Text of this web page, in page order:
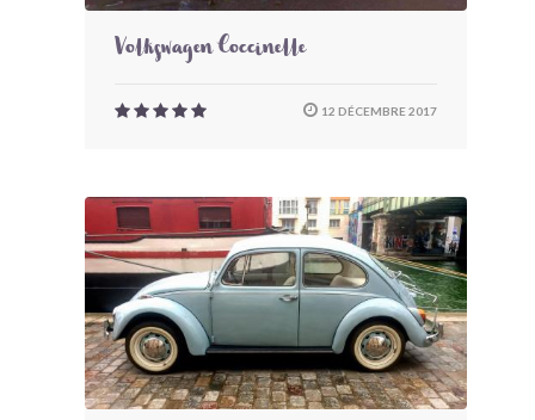
Volkswagen Coccinelle
12 DÉCEMBRE 2017